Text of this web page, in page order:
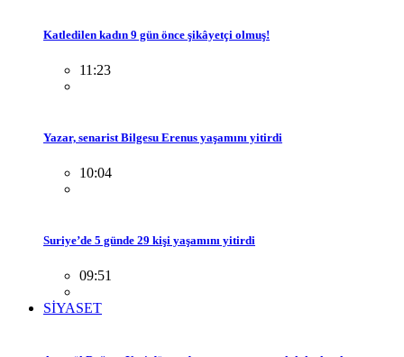
Katledilen kadın 9 gün önce şikâyetçi olmuş!
11:23
Yazar, senarist Bilgesu Erenus yaşamını yitirdi
10:04
Suriye’de 5 günde 29 kişi yaşamını yitirdi
09:51
SİYASET